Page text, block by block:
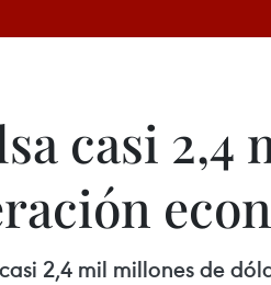
casi
2,4 mil millones de